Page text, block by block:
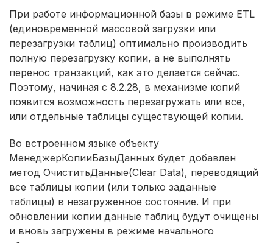
При работе информационной базы в режиме ETL
(единовременной массовой загрузки или
перезагрузки таблиц) оптимально производить
полную перезагрузку копии, а не выполнять
перенос транзакций, как это делается сейчас.
Поэтому, начиная с 8.2.28, в механизме копий
появится возможность перезагружать или все,
или отдельные таблицы существующей копии.
Во встроенном языке объекту
МенеджерКопииБазыДанных будет добавлен
метод ОчиститьДанные(Clear Data), переводящий
все таблицы копии (или только заданные
таблицы) в незагруженное состояние. И при
обновлении копии данные таблиц будут очищены
и вновь загружены в режиме начального